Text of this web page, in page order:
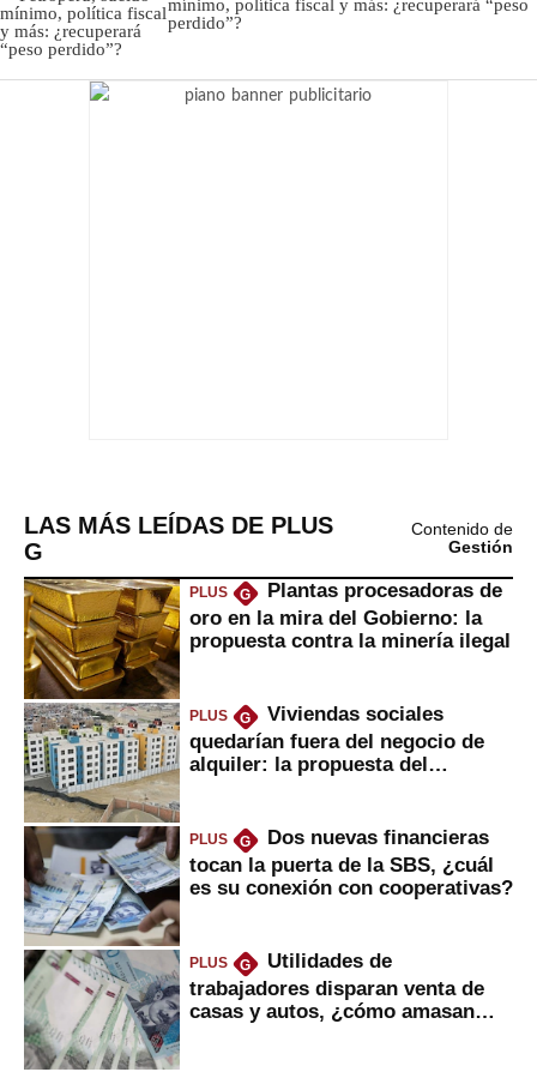
mínimo, política fiscal y más: ¿recuperará “peso
perdido”?
LAS MÁS LEÍDAS DE PLUS
G
Contenido de
Gestión
PLUS G
Plantas procesadoras de
oro en la mira del Gobierno: la
propuesta contra la minería ilegal
PLUS G
Viviendas sociales
quedarían fuera del negocio de
alquiler: la propuesta del
PLUS G
Dos nuevas financieras
tocan la puerta de la SBS, ¿cuál
es su conexión con cooperativas?
PLUS G
Utilidades de
trabajadores disparan venta de
casas y autos, ¿cómo amasan